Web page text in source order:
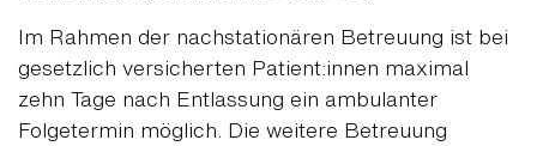
Im Rahmen der nachstationären Betreuung ist bei
gesetzlich versicherten Patient:innen maximal
zehn Tage nach Entlassung ein ambulanter
Folgetermin möglich. Die weitere Betreuung